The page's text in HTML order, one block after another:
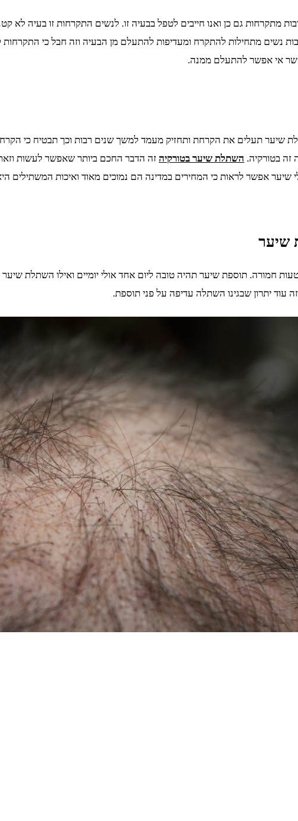
גם כן ואנו חייבים לטפל בבעיה זו. לנשים התקרחות זו בעיה לא
נשים מתחילות להתקרח ומעדיפות להתעלם מן הבעיה וזה חבל כי התקרחות
אשר אי אפשר להתעלם ממנה.
שיער תעלים את הקרחת ותחזיק מעמד למשך שנים רבות וכך תבטיח כי
זה בטורקיה. השתלת שיער בטורקיה זה הדבר החכם ביותר שאפשר לעשות
אפשר לראות כי המחירים במדינה הם נמוכים מאוד ואיכות המשתילים
שיער
חמורה. תוספת שיער תהיה טובה ליום אחד אולי יומיים ואילו השתלת
עוד יתרון שבגינו השתלה עדיפה על פני תוספת.